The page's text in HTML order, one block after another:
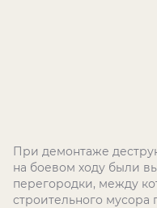
При демонтаже
на боевом ходу были
перегородки, между
строительного мусора